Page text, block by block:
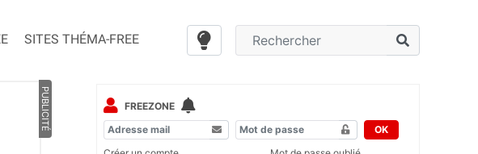
SITES THÉMA-FREE
PUBLICITÉ
FREEZONE
OK